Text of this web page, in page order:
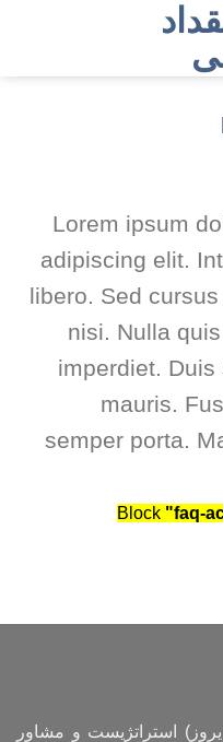
Lorem ipsum
adipiscing elit.
libero. Sed
nisi. Nulla
imperdiet.
mauris.
semper porta.
Block "faq-
استراتژیست و مشاور